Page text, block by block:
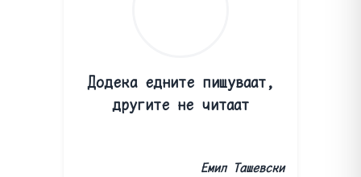
Додека едните пишуваат,
другите не читаат
Емил Ташевски